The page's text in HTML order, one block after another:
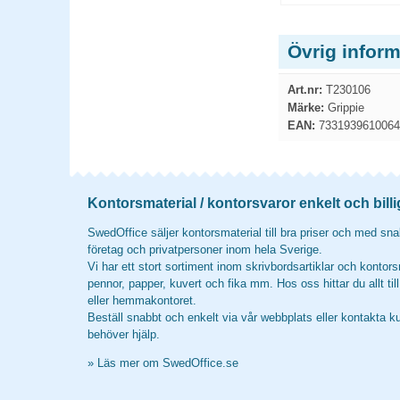
Övrig
Art.nr: T230106
Märke: Grippie
EAN: 7331939610064
Kontorsmaterial / kontorsvaror enkelt och
SwedOffice säljer kontorsmaterial till bra priser och med
företag och privatpersoner inom hela Sverige.
Vi har ett stort sortiment inom skrivbordsartiklar och
pennor, papper, kuvert och fika mm. Hos oss hittar du allt
eller hemmakontoret.
Beställ snabbt och enkelt via vår webbplats eller kontakta
behöver hjälp.
» Läs mer om SwedOffice.se